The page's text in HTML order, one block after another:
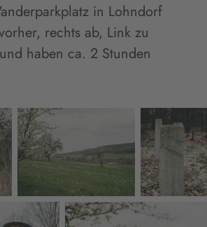
in Lohndorf
rechts ab, Link zu
haben ca. 2 Stunden